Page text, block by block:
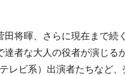
将暉、さらに現在まで続
者な大人の役者が演じる
ビ系）出演者たちなど